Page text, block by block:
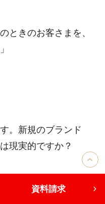
ときのお客さまを、
新規のブランド
現実的ですか？
資料請求